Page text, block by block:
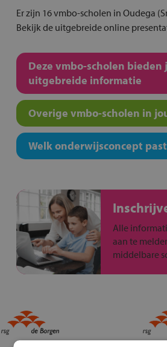
Er zijn 16 vmbo-scholen in Oudega
Bekijk de uitgebreide online
Deze vmbo-scholen bieden
uitgebreide informatie
Overige vmbo-scholen in
Welk onderwijsconcept
Alle
aan te
middelbare